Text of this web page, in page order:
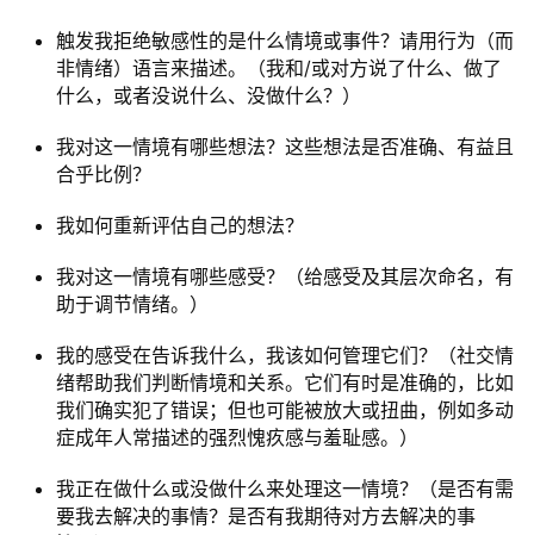
触发我拒绝敏感性的是什么情境或事件？请用行为（而
非情绪）语言来描述。（我和/或对方说了什么、做了
什么，或者没说什么、没做什么？）
我对这一情境有哪些想法？这些想法是否准确、有益且
合乎比例？
我如何重新评估自己的想法？
我对这一情境有哪些感受？（给感受及其层次命名，有
助于调节情绪。）
我的感受在告诉我什么，我该如何管理它们？（社交情
绪帮助我们判断情境和关系。它们有时是准确的，比如
我们确实犯了错误；但也可能被放大或扭曲，例如多动
症成年人常描述的强烈愧疚感与羞耻感。）
我正在做什么或没做什么来处理这一情境？（是否有需
要我去解决的事情？是否有我期待对方去解决的事